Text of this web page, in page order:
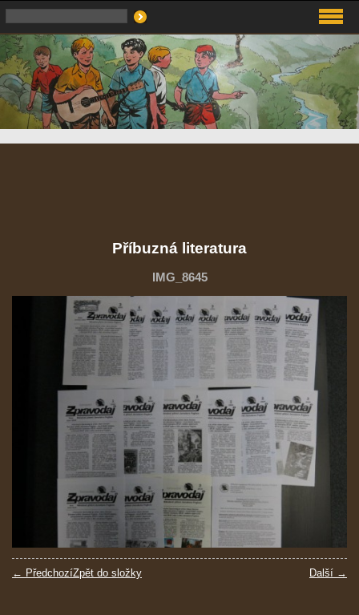
Příbuzná literatura
IMG_8645
← Předchozí Další →
Zpět do složky